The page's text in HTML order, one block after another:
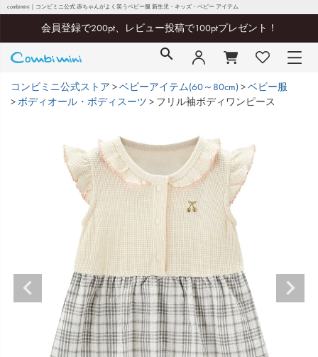
combimini｜コンビミニ公式 赤ちゃんがよく笑うベビー服 新生児・キッズ・ベビー アイテム
会員登録で200pt、レビュー投稿で100ptプレゼント！
コンビミニ公式ストア ベビーアイテム(60～80cm)
ベビー服
ボディオール・ボディスーツ
フリル袖ボディワンピース